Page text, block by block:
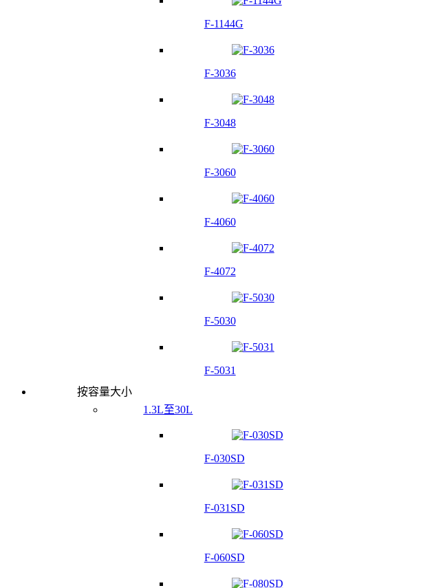
F-1144G
F-3036
F-3048
F-3060
F-4060
F-4072
F-5030
F-5031
按容量大小
1.3L至30L
F-030SD
F-031SD
F-060SD